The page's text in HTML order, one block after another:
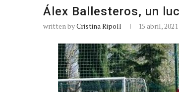
Álex Ballesteros, un
written byCristina Ripoll 15 abril, 2021